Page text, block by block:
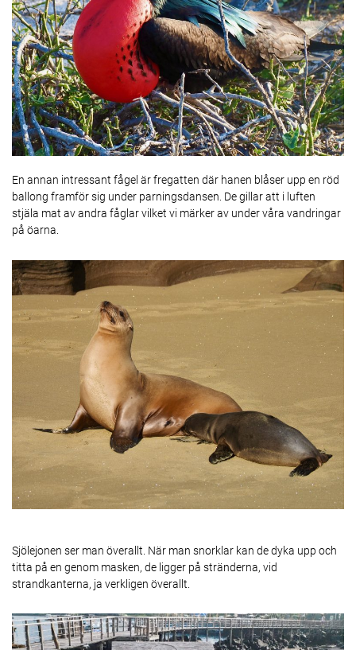
En annan intressant fågel är fregatten där hanen blåser upp en röd
ballong framför sig under parningsdansen. De gillar att i luften
stjäla mat av andra fåglar vilket vi märker av under våra vandringar
på öarna.
Sjölejonen ser man överallt. När man snorklar kan de dyka upp och
titta på en genom masken, de ligger på stränderna, vid
strandkanterna, ja verkligen överallt.